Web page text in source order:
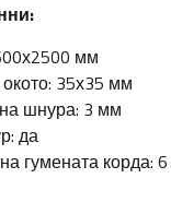
мм
35х35 мм
шнура: 3 мм
да
гумената корда: